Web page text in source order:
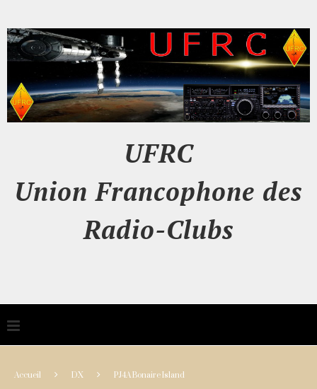
UFRC
Union Francophone des
Radio-Clubs
Accueil DX PJ4A Bonaire Island